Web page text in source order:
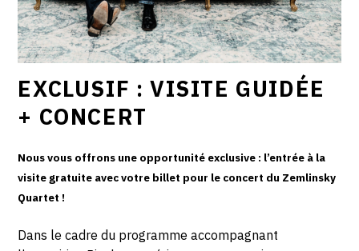
EXCLUSIF : VISITE GUIDÉE
+ CONCERT
Nous vous offrons une opportunité exclusive : l’entrée à la
visite gratuite avec votre billet pour le concert du Zemlinsky
Quartet !
Dans le cadre du programme accompagnant